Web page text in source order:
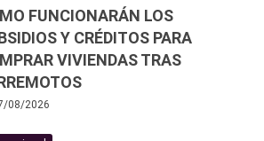
FUNCIONARÁN LOS
Y CRÉDITOS PARA
VIVIENDAS TRAS
08/2026